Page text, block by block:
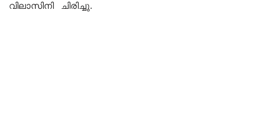
വിലാസിനി ചിരിച്ചു.